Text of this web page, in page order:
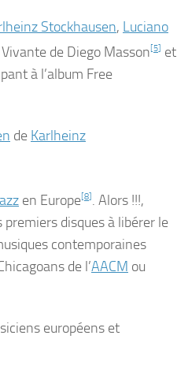
Stockhausen, Luciano
de Diego Masson[5] et
à l’album Free
de Karlheinz
en Europe[8] . Alors !!!,
premiers disques à libérer le
contemporaines
de l’AACM ou
européens et